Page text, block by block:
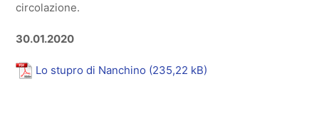
circolazione.
30.01.2020
Lo stupro di Nanchino